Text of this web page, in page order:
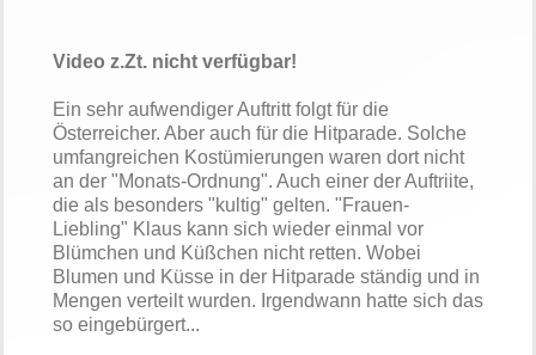
Video z.Zt. nicht verfügbar!
Ein sehr aufwendiger Auftritt folgt für die
Österreicher. Aber auch für die Hitparade. Solche
umfangreichen Kostümierungen waren dort nicht
an der "Monats-Ordnung". Auch einer der Auftriite,
die als besonders "kultig" gelten. "Frauen-
Liebling" Klaus kann sich wieder einmal vor
Blümchen und Küßchen nicht retten. Wobei
Blumen und Küsse in der Hitparade ständig und in
Mengen verteilt wurden. Irgendwann hatte sich das
so eingebürgert...